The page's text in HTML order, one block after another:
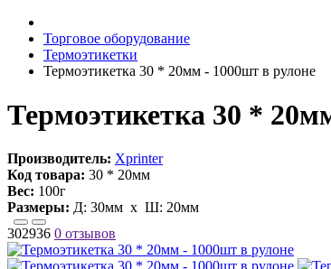
Торговое оборудование
Термоэтикетки
Термоэтикетка 30 * 20мм - 1000шт в рулоне
Термоэтикетка 30 *
Производитель: Xprinter
Код товара: 30 * 20мм
Вес: 100г
Размеры: Д: 30мм х Ш: 20мм
302936 0 отзывов